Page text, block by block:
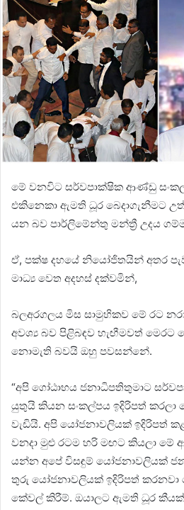
මේ වනවිට සර්වපාක්ෂික ආණ්ඩු
එකිනෙකා ඇමති ධූර බෙදාගැනීමට
යන බව පාර්ලිමේන්තු මන්ත්‍රී උදය
ඒ, පක්ෂ දහයේ නියෝජිතයින් අතර
මාධ්‍ය වෙත අදහස් දක්වමින්,
බලඅරගලය මිස සාමුහිකව මේ රට
අවශ්‍ය බව පිළිබඳව හැඟීමවත් මෙරට
නොමැති බවයි ඔහු පවසන්නේ.
“අපි ගෝඨාභය ජනාධිපතිතුමාට
යුතුයි කියන සංකල්පය ඉදිරිපත් කරලා
වැඩියි. අපි යෝජනාවලියක් ඉදිරිපත්
වනදා මුළු රටම හරි මඟට කියලා මේ
යන්න අපේ විසඳුම් යෝජනාවලියක්
තුරු යෝජනාවලියක් ඉදිරිපත්
කේවල් කිරීම්. ඔයාලට ඇමති ධූර